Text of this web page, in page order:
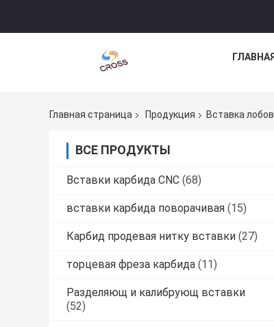
Главная страница Продукция Вставка
ВСЕ ПРОДУКТЫ
Вставки карбида CNC (68)
вставки карбида поворачивая (15)
Карбид продевая нитку вставки (27)
торцевая фреза карбида (11)
Разделяющ и калибрующ вставки
(52)